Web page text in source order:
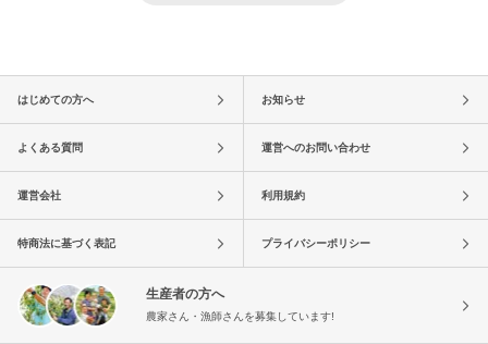
はじめての方へ お知らせ
よくある質問 運営へのお問い合わせ
運営会社 利用規約
特商法に基づく表記 プライバシーポリシー
生産者の方へ
農家さん・漁師さんを募集しています!